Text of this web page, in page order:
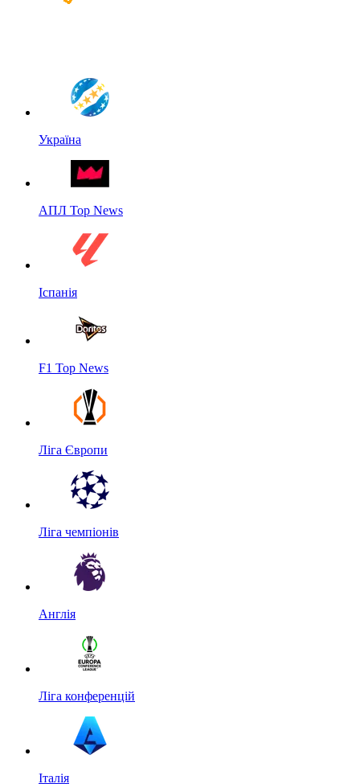
Україна
АПЛ Top News
Іспанія
F1 Top News
Ліга Європи
Ліга чемпіонів
Англія
Ліга конференцій
Італія